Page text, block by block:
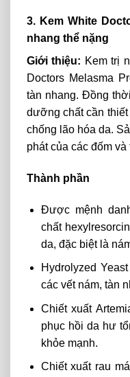
3. Kem White
nhang thể nặng
Giới thiệu: Kem trị
Doctors Melasma
tàn nhang. Đồng
dưỡng chất cần thiết
chống lão hóa da.
phát của các đốm và
Thành phần
Được mệnh
chất
da, đặc biệt là
Hydrolyzed
các vết nám, tàn
Chiết xuất
phục hồi da hư
khỏe mạnh.
Chiết xuất rau